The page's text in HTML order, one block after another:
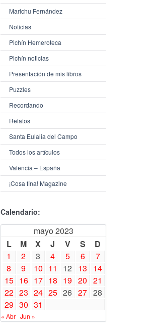
Marichu Fernández
Noticias
Pichín Hemeroteca
Pichín noticias
Presentación de mis libros
Puzzles
Recordando
Relatos
Santa Eulalia del Campo
Todos los artículos
Valencia – España
¡Cosa fina! Magazine
Calendario:
mayo 2023
L
M X J V S
D
1
2 3 4 5 6
7
8
9 10 11 12 13
14
15 16 17 18 19 20 21
22 23 24 25 26 27 28
29 30 31
« Abr Jun »